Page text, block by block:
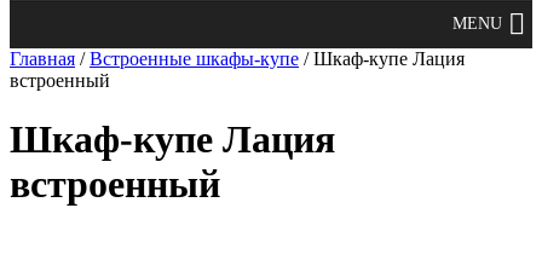
Главная /Встроенные шкафы-купе / Шкаф-купе Лация
встроенный
Шкаф-купе Лация
встроенный